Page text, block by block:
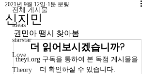
전체 게시물
ideas
starstar
Love
Theory
신지민
2021년 9월 12일 1분 분량
권민아 땜시 찾아봄
더 읽어보시겠습니까?
theyi.org 구독을 통하여 본 독점 게시물을
더 확인하실 수 있습니다.